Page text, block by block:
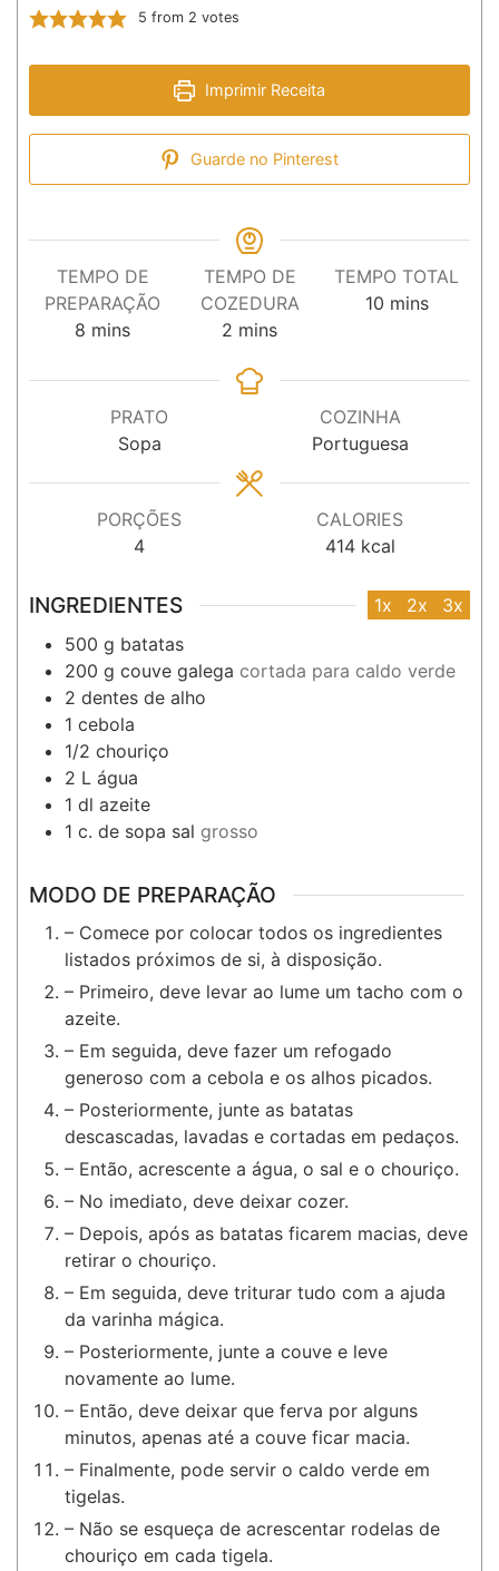
5 from 2 votes
Imprimir Receita
Guarde no Pinterest
TEMPO DE
PREPARAÇÃO
8 minutos
mins
TEMPO DE
COZEDURA
2 minutos
mins
TEMPO TOTAL
10minutos
mins
PRATO
Sopa
COZINHA
Portuguesa
PORÇÕES
4
CALORIES
414 kcal
INGREDIENTES 1x 2x
3x
500 g batatas
200 g couve galega cortada para caldo verde
2 dentes de alho
1 cebola
1/2 chouriço
2 L água
1 dl azeite
1 c. de sopa sal grosso
MODO DE PREPARAÇÃO
– Comece por colocar todos os ingredientes
listados próximos de si, à disposição.
– Primeiro, deve levar ao lume um tacho com o
azeite.
– Em seguida, deve fazer um refogado
generoso com a cebola e os alhos picados.
– Posteriormente, junte as batatas
descascadas, lavadas e cortadas em pedaços.
– Então, acrescente a água, o sal e o chouriço.
– No imediato, deve deixar cozer.
– Depois, após as batatas ficarem macias, deve
retirar o chouriço.
– Em seguida, deve triturar tudo com a ajuda
da varinha mágica.
– Posteriormente, junte a couve e leve
novamente ao lume.
– Então, deve deixar que ferva por alguns
minutos, apenas até a couve ficar macia.
– Finalmente, pode servir o caldo verde em
tigelas.
– Não se esqueça de acrescentar rodelas de
chouriço em cada tigela.